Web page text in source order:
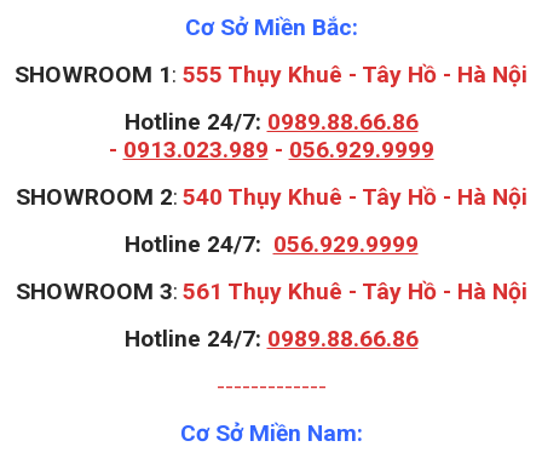
Cơ Sở Miền Bắc:
SHOWROOM 1: 555 Thụy Khuê - Tây Hồ - Hà Nội
Hotline 24/7: 0989.88.66.86
- 0913.023.989 - 056.929.9999
SHOWROOM 2: 540 Thụy Khuê - Tây Hồ - Hà Nội
Hotline 24/7: 056.929.9999
SHOWROOM 3: 561 Thụy Khuê - Tây Hồ - Hà Nội
Hotline 24/7: 0989.88.66.86
-------------
Cơ Sở Miền Nam: